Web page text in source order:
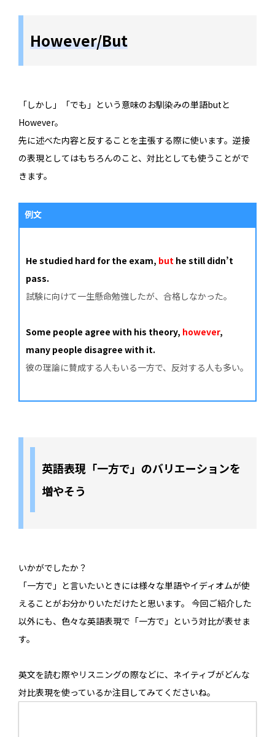
However/But
「しかし」「でも」という意味のお馴染みの単語butと
However。
先に述べた内容と反することを主張する際に使います。逆接
の表現としてはもちろんのこと、対比としても使うことがで
きます。
例文
He studied hard for the exam, but he still didn’t
pass.
試験に向けて一生懸命勉強したが、合格しなかった。
Some people agree with his theory, however,
many people disagree with it.
彼の理論に賛成する人もいる一方で、反対する人も多い。
英語表現「一方で」のバリエーションを
増やそう
いかがでしたか？
「一方で」と言いたいときには様々な単語やイディオムが使
えることがお分かりいただけたと思います。 今回ご紹介した
以外にも、色々な英語表現で「一方で」という対比が表せま
す。
英文を読む際やリスニングの際などに、ネイティブがどんな
対比表現を使っているか注目してみてくださいね。